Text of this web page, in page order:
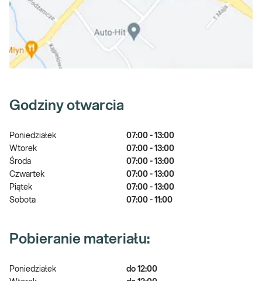
Godziny otwarcia
Poniedziałek
07:00 - 13:00
Wtorek
07:00 - 13:00
Środa
07:00 - 13:00
Czwartek
07:00 - 13:00
Piątek
07:00 - 13:00
Sobota
07:00 - 11:00
Pobieranie materiału:
Poniedziałek
do 12:00